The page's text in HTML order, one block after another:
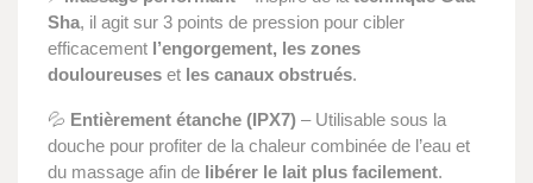
Sha, il agit sur 3 points de pression pour cibler
efficacement l’engorgement, les zones
douloureuses et les canaux obstrués.
💦 Entièrement étanche (IPX7) – Utilisable sous la
douche pour profiter de la chaleur combinée de l’eau et
du massage afin de libérer le lait plus facilement.